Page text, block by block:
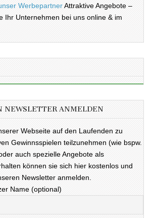
WerbepartnerAttraktive Angebote –
Ihr Unternehmen bei uns online & im
NEWSLETTER ANMELDEN
Webseite auf den Laufenden zu
Gewinnsspielen teilzunehmen (wie bspw.
auch spezielle Angebote als
können sie sich hier kostenlos und
Newsletter anmelden.
Name (optional)